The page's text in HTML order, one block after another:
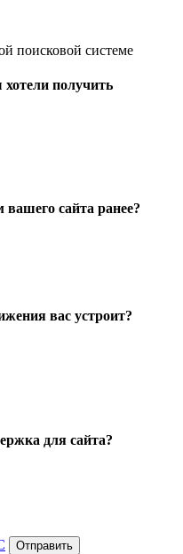
поисковой системе
получить
сайта ранее?
вас устроит?
для сайта?
Отправить